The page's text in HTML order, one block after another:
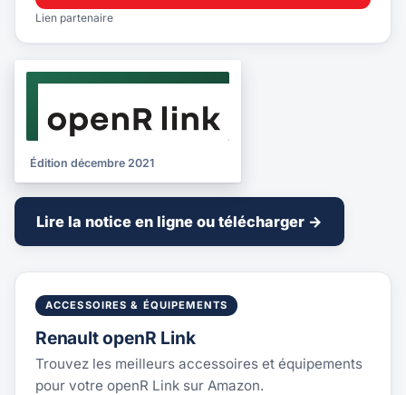
Lien partenaire
2021
Édition décembre 2021
Lire la notice en ligne ou télécharger →
ACCESSOIRES & ÉQUIPEMENTS
Renault openR Link
Trouvez les meilleurs accessoires et équipements
pour votre openR Link sur Amazon.